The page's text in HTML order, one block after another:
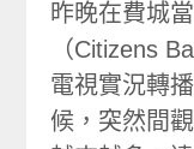
昨晚在費城
（Citizens
電視實況轉
候，突然間